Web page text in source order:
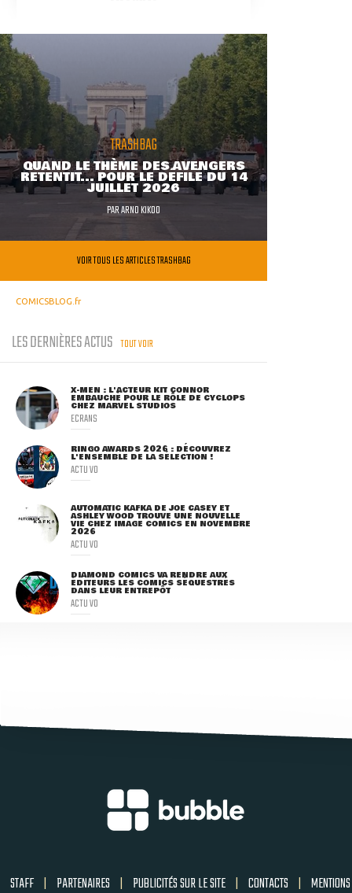
TRASHBAG
QUAND LE THÈME DES AVENGERS
RETENTIT... POUR LE DÉFILÉ DU 14
JUILLET 2026
PARARNO KIKOO
VOIR TOUS LES ARTICLES TRASHBAG
COMICSBLOG.fr
LES DERNIÈRES ACTUS TOUT VOIR
X-MEN : L'ACTEUR KIT CONNOR
EMBAUCHÉ POUR LE RÔLE DE CYCLOPS
CHEZ MARVEL STUDIOS
ECRANS
RINGO AWARDS 2026 : DÉCOUVREZ
L'ENSEMBLE DE LA SÉLECTION !
ACTU VO
AUTOMATIC KAFKA DE JOE CASEY ET
ASHLEY WOOD TROUVE UNE NOUVELLE
VIE CHEZ IMAGE COMICS EN NOVEMBRE
2026
ACTU VO
DIAMOND COMICS VA RENDRE AUX
ÉDITEURS LES COMICS SÉQUESTRÉS
DANS LEUR ENTREPÔT
ACTU VO
STAFF | PARTENAIRES | PUBLICITÉS SUR LE SITE | CONTACTS | MENTIONS